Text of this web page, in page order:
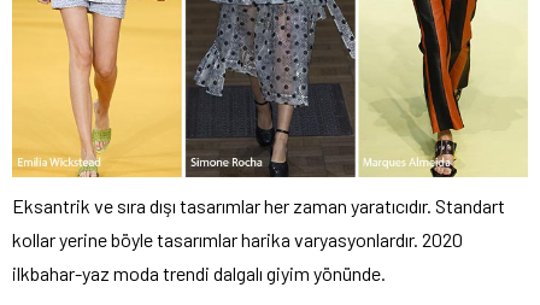
Eksantrik ve sıra dışı tasarımlar her zaman yaratıcıdır. Standart
kollar yerine böyle tasarımlar harika varyasyonlardır. 2020
ilkbahar-yaz moda trendi dalgalı giyim yönünde.